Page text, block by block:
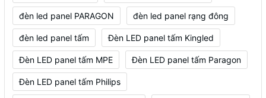
đèn led panel PARAGON đèn led panel rạng đông
đèn led panel tấm Đèn LED panel tấm Kingled
Đèn LED panel tấm MPE Đèn LED panel tấm Paragon
Đèn LED panel tấm Philips